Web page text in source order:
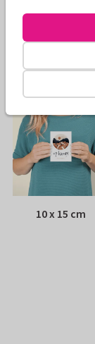
Envelop:
10 x 15 cm